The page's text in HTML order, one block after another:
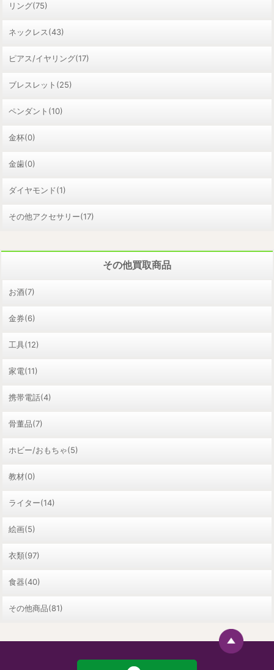
リング(75)
ネックレス(43)
ピアス/イヤリング(17)
ブレスレット(25)
ペンダント(10)
金杯(0)
金歯(0)
ダイヤモンド(1)
その他アクセサリー(17)
その他買取商品
お酒(7)
金券(6)
工具(12)
家電(11)
携帯電話(4)
骨董品(7)
ホビー/おもちゃ(5)
教材(0)
ライター(14)
絵画(5)
衣類(97)
食器(40)
その他商品(81)